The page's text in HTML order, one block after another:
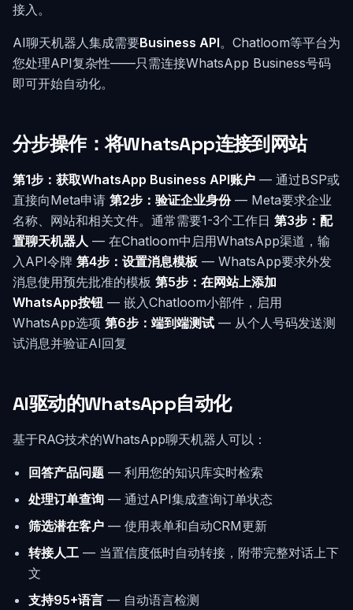
接入。
AI聊天机器人集成需要Business API。Chatloom等平台为
您处理API复杂性——只需连接WhatsApp Business号码
即可开始自动化。
分步操作：将WhatsApp连接到网站
第1步：获取WhatsApp Business API账户 — 通过BSP或
直接向Meta申请 第2步：验证企业身份— Meta要求企业
名称、网站和相关文件。通常需要1-3个工作日 第3步：配
置聊天机器人 — 在Chatloom中启用WhatsApp渠道，输
入API令牌 第4步：设置消息模板 — WhatsApp要求外发
消息使用预先批准的模板 第5步：在网站上添加
WhatsApp按钮 — 嵌入Chatloom小部件，启用
WhatsApp选项 第6步：端到端测试 — 从个人号码发送测
试消息并验证AI回复
AI驱动的WhatsApp自动化
基于RAG技术的WhatsApp聊天机器人可以：
回答产品问题 — 利用您的知识库实时检索
处理订单查询 — 通过API集成查询订单状态
筛选潜在客户 — 使用表单和自动CRM更新
转接人工 — 当置信度低时自动转接，附带完整对话上下
文
支持95+语言 — 自动语言检测